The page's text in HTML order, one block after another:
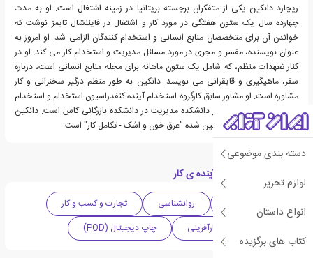
دسته بندی موضوعی
لوازم تحریر
انواع داستان
کتاب های برگزیده
ریچارد دانکین یکی از متفکران برجسته بریتانیا در زمینه اشتغال است. او به مدت
چهارده سال یک ستون هفتگی در مورد کار و اشتغال در فایننشال تایمز نوشت که
خواندن آن برای متخصصان منابع انسانی و استخدام کنندگان الزامی شد. او امروز به
عنوان نویسنده، مفسر و مجری در مورد مسائل مدیریت و استخدام کار می کند. او در
کنار تعهدات منظم، که شامل یک ستون ماهانه برای مجله منابع انسانی است، درباره
سفر، ماهیگیری و قایقرانی می نویسد. دانکین به طور منظم درگیر سخنرانی و کار
مشاوره است. او مشاور سابق کارگروه استخدام آینده کنفدراسیون استخدام و استخدام
و همکار افتخاری مدعو در دانشکده مدیریت در دانشکده بازرگانی کاس است. دانکین
نویسنده کتاب بسیار تحسین شده "عرق خون و اشک - تکامل کار" است.
دسته بندی های کتاب آینده ی کار
روانشناسی
تجارت و کسب و کار
کارآفرینی چاپ دیجیتال (POD)